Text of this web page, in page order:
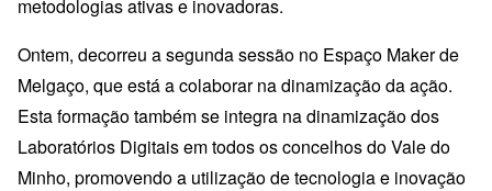
metodologias ativas e inovadoras.
Ontem, decorreu a segunda sessão no Espaço Maker de
Melgaço, que está a colaborar na dinamização da ação.
Esta formação também se integra na dinamização dos
Laboratórios Digitais em todos os concelhos do Vale do
Minho, promovendo a utilização de tecnologia e inovação